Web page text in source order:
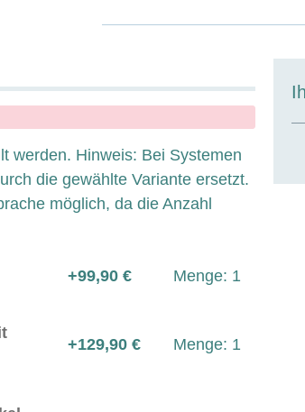
werden. Hinweis: Bei Systemen
die gewählte Variante ersetzt.
möglich, da die Anzahl
+99,90 € Menge: 1
+129,90 € Menge: 1